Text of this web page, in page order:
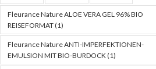
Fleurance Nature ALOE VERA GEL 96% BIO
REISEFORMAT(1)
Fleurance Nature ANTI-IMPERFEKTIONEN-
EMULSION MIT BIO-BURDOCK(1)